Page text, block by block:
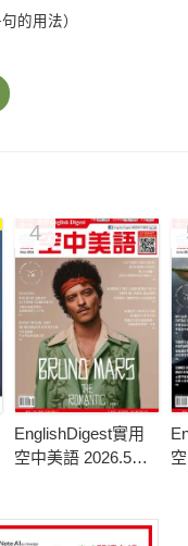
的用法）
北京只要兩小時
4
EnglishDigest實用
空中美語 2026.5月